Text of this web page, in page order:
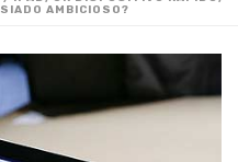
AMBICIOSO?